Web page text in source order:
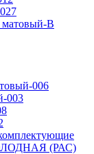
В
006
003
(РАС)